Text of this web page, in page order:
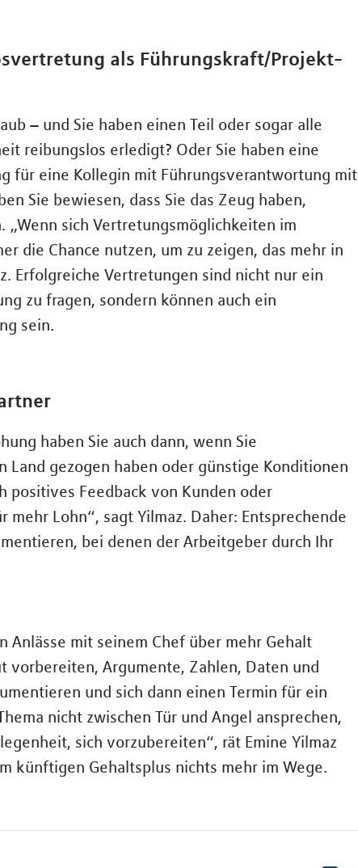
als Führungskraft/Projekt-
– und Sie haben einen Teil oder sogar alle
reibungslos erledigt? Oder Sie haben eine
für eine Kollegin mit Führungsverantwortung mit
Sie bewiesen, dass Sie das Zeug haben,
sich Vertretungsmöglichkeiten im
die Chance nutzen, um zu zeigen, das mehr in
Erfolgreiche Vertretungen sind nicht nur ein
zu fragen, sondern können auch ein
sein.
haben Sie auch dann, wenn Sie
Land gezogen haben oder günstige Konditionen
positives Feedback von Kunden oder
Lohn“, sagt Yilmaz. Daher: Entsprechende
bei denen der Arbeitgeber durch Ihr
Anlässe mit seinem Chef über mehr Gehalt
vorbereiten, Argumente, Zahlen, Daten und
und sich dann einen Termin für ein
nicht zwischen Tür und Angel ansprechen,
sich vorzubereiten“, rät Emine Yilmaz
künftigen Gehaltsplus nichts mehr im Wege.